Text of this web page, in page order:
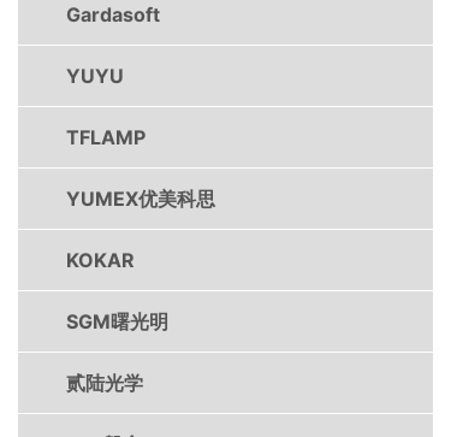
Gardasoft
YUYU
TFLAMP
YUMEX优美科思
KOKAR
SGM曙光明
贰陆光学